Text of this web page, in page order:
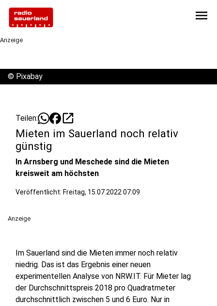
menu
Anzeige
© Pixabay
Teilen: open_in_new
Mieten im Sauerland noch relativ
günstig
In Arnsberg und Meschede sind die Mieten
kreisweit am höchsten
Veröffentlicht: Freitag, 15.07.2022 07:09
Anzeige
Im Sauerland sind die Mieten immer noch relativ
niedrig. Das ist das Ergebnis einer neuen
experimentellen Analyse von NRW.IT. Für Mieter lag
der Durchschnittspreis 2018 pro Quadratmeter
durchschnittlich zwischen 5 und 6 Euro. Nur in